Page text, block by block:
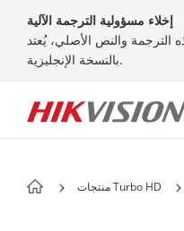
إخلاء مسؤولية الترجمة الآلية
الترجمة والنص الأصلي، يُعتد
بالنسخة الإنجليزية.
منتجات Turbo HD